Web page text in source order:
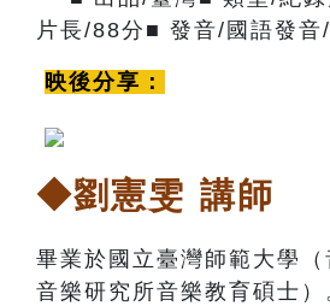
片長/88分■ 發音/國語發音
映後分享：
◆劉憲雯 講師
畢業於國立臺灣師範大學（
音樂研究所音樂教育碩士